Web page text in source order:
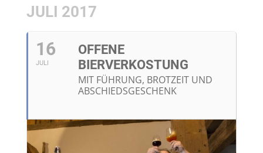
JULI 2017
16
JULI
OFFENE
BIERVERKOSTUNG
MIT FÜHRUNG, BROTZEIT UND
ABSCHIEDSGESCHENK